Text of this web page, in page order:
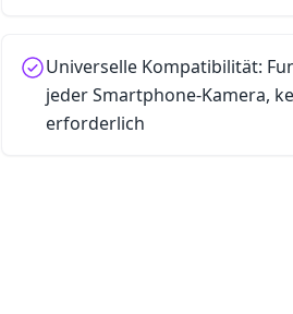
Universelle Kompatibilität:
jeder Smartphone-Kamera,
erforderlich